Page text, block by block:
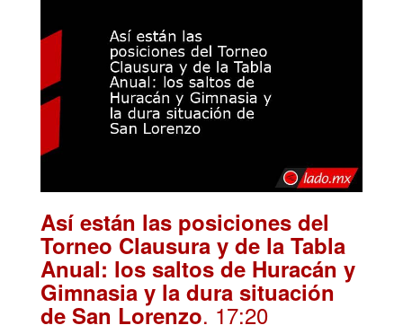
Así están las posiciones del
Torneo Clausura y de la Tabla
Anual: los saltos de Huracán y
Gimnasia y la dura situación
de San Lorenzo. 17:20